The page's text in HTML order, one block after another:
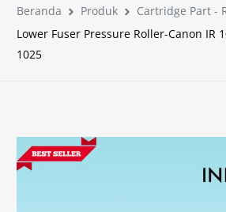
Beranda Produk
Cartridge Part -
Lower Fuser Pressure Roller-Canon IR
1025